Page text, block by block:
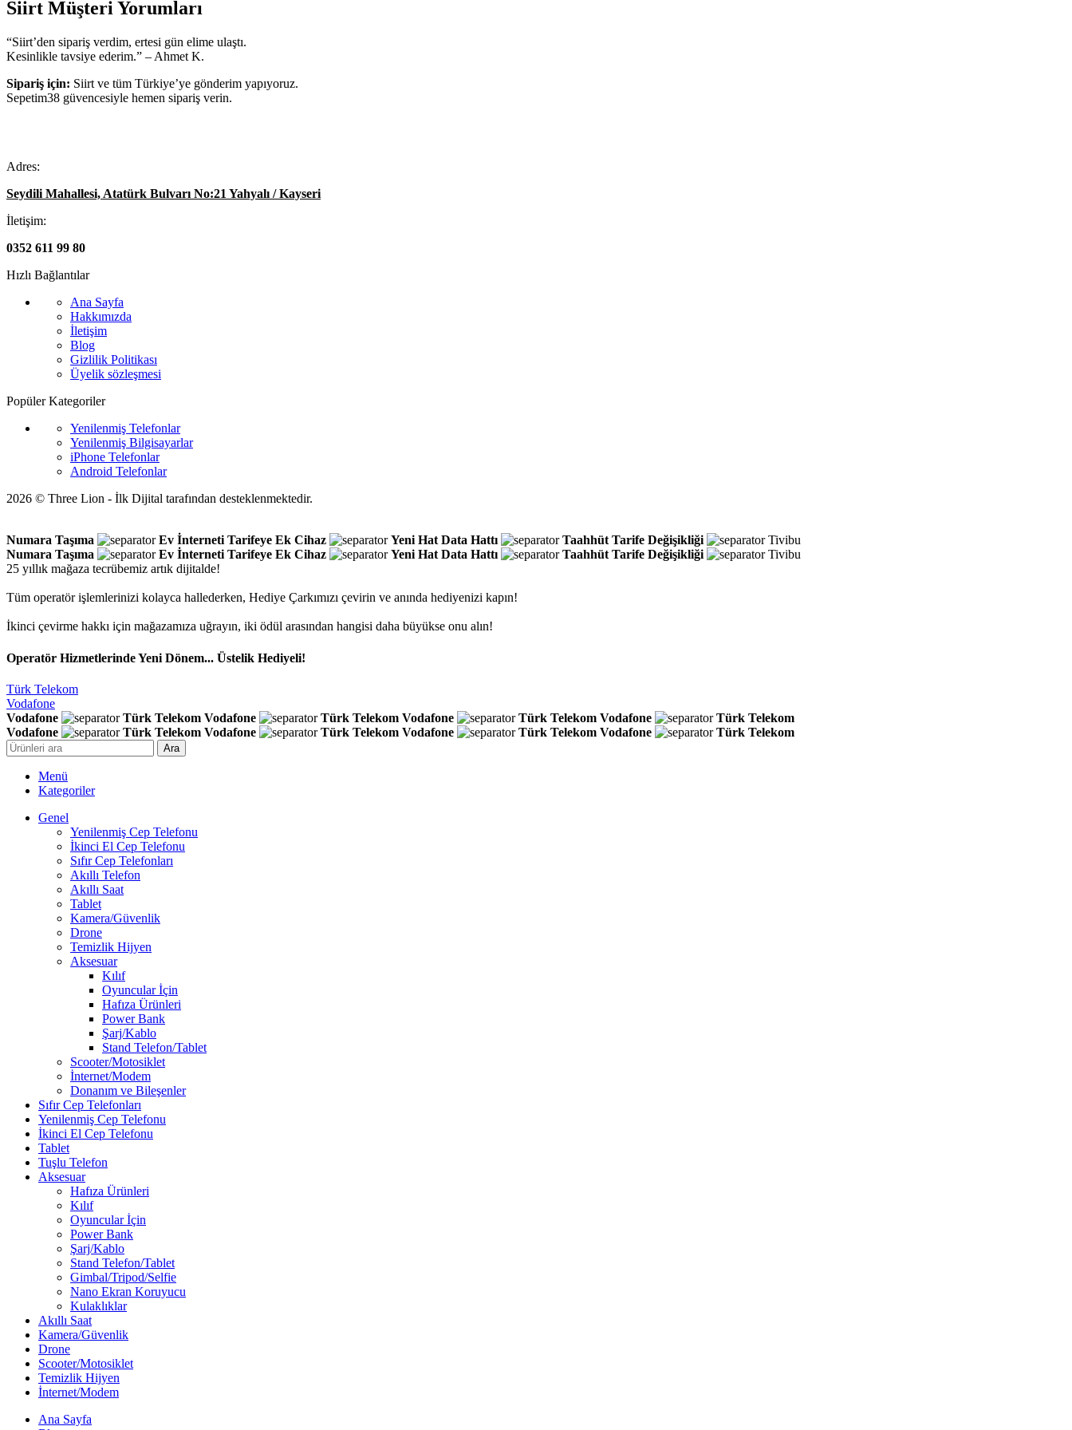
Siirt Müşteri Yorumları
“Siirt’den sipariş verdim, ertesi gün elime ulaştı.
Kesinlikle tavsiye ederim.” – Ahmet K.
Sipariş için: Siirt ve tüm Türkiye’ye gönderim yapıyoruz.
Sepetim38 güvencesiyle hemen sipariş verin.
Adres:
Seydili Mahallesi, Atatürk Bulvarı No:21 Yahyalı / Kayseri
İletişim:
0352 611 99 80
Hızlı Bağlantılar
Ana Sayfa
Hakkımızda
İletişim
Blog
Gizlilik Politikası
Üyelik sözleşmesi
Popüler Kategoriler
Yenilenmiş Telefonlar
Yenilenmiş Bilgisayarlar
iPhone Telefonlar
Android Telefonlar
2026 © Three Lion - İlk Dijital tarafından desteklenmektedir.
Numara Taşıma Ev İnterneti Tarifeye Ek Cihaz Yeni Hat Data Hattı Taahhüt Tarife Değişikliği
Tivibu
Numara Taşıma
Ev İnterneti Tarifeye Ek Cihaz Yeni Hat Data Hattı Taahhüt Tarife Değişikliği
Tivibu
25 yıllık mağaza tecrübemiz artık dijitalde!
Tüm operatör işlemlerinizi kolayca hallederken, Hediye Çarkımızı çevirin ve anında hediyenizi kapın!
İkinci çevirme hakkı için mağazamıza uğrayın, iki ödül arasından hangisi daha büyükse onu alın!
Operatör Hizmetlerinde Yeni Dönem... Üstelik Hediyeli!
Türk Telekom
Vodafone
Vodafone
Türk Telekom Vodafone Türk Telekom Vodafone Türk Telekom Vodafone
Türk Telekom
Vodafone
Türk Telekom Vodafone Türk Telekom Vodafone Türk Telekom Vodafone Türk Telekom
Ara
Menü
Kategoriler
Genel
Yenilenmiş Cep Telefonu
İkinci El Cep Telefonu
Sıfır Cep Telefonları
Akıllı Telefon
Akıllı Saat
Tablet
Kamera/Güvenlik
Drone
Temizlik Hijyen
Aksesuar
Kılıf
Oyuncular İçin
Hafıza Ürünleri
Power Bank
Şarj/Kablo
Stand Telefon/Tablet
Scooter/Motosiklet
İnternet/Modem
Donanım ve Bileşenler
Sıfır Cep Telefonları
Yenilenmiş Cep Telefonu
İkinci El Cep Telefonu
Tablet
Tuşlu Telefon
Aksesuar
Hafıza Ürünleri
Kılıf
Oyuncular İçin
Power Bank
Şarj/Kablo
Stand Telefon/Tablet
Gimbal/Tripod/Selfie
Nano Ekran Koruyucu
Kulaklıklar
Akıllı Saat
Kamera/Güvenlik
Drone
Scooter/Motosiklet
Temizlik Hijyen
İnternet/Modem
Ana Sayfa